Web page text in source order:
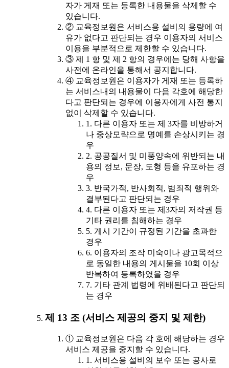
자가 게재 또는 등록한 내용물을 삭제할 수
있습니다.
② 교육정보원은 서비스용 설비의 용량에 여
유가 없다고 판단되는 경우 이용자의 서비스
이용을 부분적으로 제한할 수 있습니다.
③ 제 1 항 및 제 2 항의 경우에는 당해 사항을
사전에 온라인을 통해서 공지합니다.
④ 교육정보원은 이용자가 게재 또는 등록하
는 서비스내의 내용물이 다음 각호에 해당한
다고 판단되는 경우에 이용자에게 사전 통지
없이 삭제할 수 있습니다.
1. 다른 이용자 또는 제 3자를 비방하거
나 중상모략으로 명예를 손상시키는 경
우
2. 공공질서 및 미풍양속에 위반되는 내
용의 정보, 문장, 도형 등을 유포하는 경
우
3. 반국가적, 반사회적, 범죄적 행위와
결부된다고 판단되는 경우
4. 다른 이용자 또는 제3자의 저작권 등
기타 권리를 침해하는 경우
5. 게시 기간이 규정된 기간을 초과한
경우
6. 이용자의 조작 미숙이나 광고목적으
로 동일한 내용의 게시물을 10회 이상
반복하여 등록하였을 경우
7. 기타 관계 법령에 위배된다고 판단되
는 경우
제 13 조 (서비스 제공의 중지 및 제한)
① 교육정보원은 다음 각 호에 해당하는 경우
서비스 제공을 중지할 수 있습니다.
1. 서비스용 설비의 보수 또는 공사로